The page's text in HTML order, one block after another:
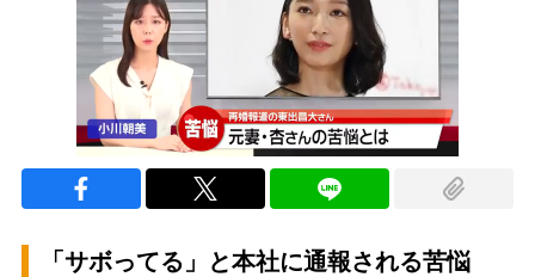
「サボってる」と本社に通報される苦悩